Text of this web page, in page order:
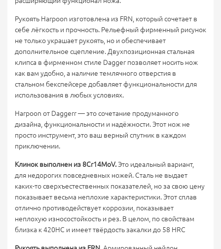
Рукоять Harpoon изготовлена из FRN, который сочетает в
себе лёгкость и прочность. Рельефный фирменный рисунок
не только украшает рукоять, но и обеспечивает
дополнительное сцепление. Двухпозиционная стальная
клипса в фирменном стиле Dagger позволяет носить нож
как вам удобно, а наличие темлячного отверстия в
стальном бекспейсере добавляет функциональности для
использования в любых условиях.
Harpoon от Daggerr — это сочетание продуманного
дизайна, функциональности и надёжности. Этот нож не
просто инструмент, это ваш верный спутник в каждом
приключении.
Клинок выполнен из 8Cr14MoV.Это идеальный вариант,
для недорогих повседневных ножей. Сталь не выдает
каких-то сверхъестественных показателей, но за свою цену
показывает весьма неплохие характеристики. Этот сплав
отлично противодействует коррозии, показывает
неплохую износостойкость и рез. В целом, по свойствам
близка к 420HC и имеет твёрдость закалки до 58 HRC